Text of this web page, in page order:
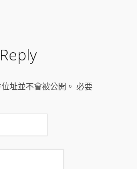
址並不會被公開。 必要